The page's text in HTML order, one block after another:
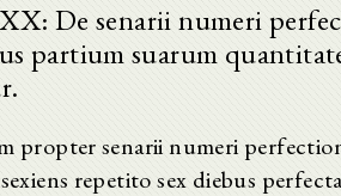
De senarii numeri
partium suarum
propter senarii numeri
repetito sex diebus